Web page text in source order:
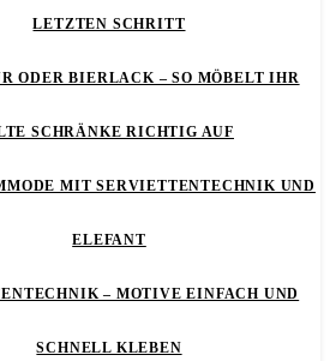
LETZTEN SCHRITT
ODER BIERLACK – SO MÖBELT IHR
SCHRÄNKE RICHTIG AUF
MIT SERVIETTENTECHNIK UND
ELEFANT
– MOTIVE EINFACH UND
SCHNELL KLEBEN